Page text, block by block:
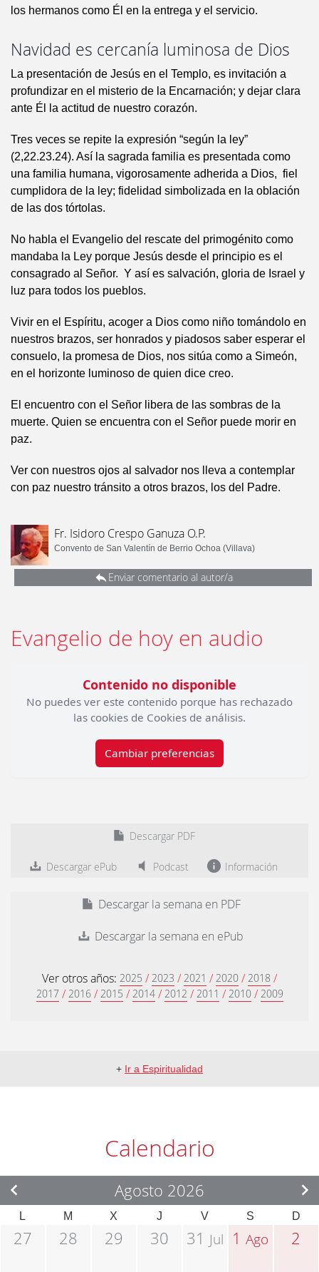
los hermanos como Él en la entrega y el servicio.
Navidad es cercanía luminosa de Dios
La presentación de Jesús en el Templo, es invitación a
profundizar en el misterio de la Encarnación; y dejar clara
ante Él la actitud de nuestro corazón.
Tres veces se repite la expresión “según la ley”
(2,22.23.24). Así la sagrada familia es presentada como
una familia humana, vigorosamente adherida a Dios, fiel
cumplidora de la ley; fidelidad simbolizada en la oblación
de las dos tórtolas.
No habla el Evangelio del rescate del primogénito como
mandaba la Ley porque Jesús desde el principio es el
consagrado al Señor. Y así es salvación, gloria de Israel y
luz para todos los pueblos.
Vivir en el Espíritu, acoger a Dios como niño tomándolo en
nuestros brazos, ser honrados y piadosos saber esperar el
consuelo, la promesa de Dios, nos sitúa como a Simeón,
en el horizonte luminoso de quien dice creo.
El encuentro con el Señor libera de las sombras de la
muerte. Quien se encuentra con el Señor puede morir en
paz.
Ver con nuestros ojos al salvador nos lleva a contemplar
con paz nuestro tránsito a otros brazos, los del Padre.
Fr. Isidoro Crespo Ganuza O.P.
Convento de San Valentín de Berrio Ochoa (Villava)
Enviar comentario al autor/a
Evangelio de hoy en audio
Contenido no disponible
No puedes ver este contenido porque has rechazado
las cookies de Cookies de análisis.
Cambiar preferencias
Descargar PDF
Descargar ePub Podcast Información
Descargar la semana en PDF
Descargar la semana en ePub
Ver otros años: 2025 / 2023 / 2021 / 2020 / 2018 /
2017 / 2016 / 2015 / 2014 / 2012 / 2011 / 2010 / 2009
+ Ir a Espiritualidad
Calendario
Agosto 2026
L M X J V S D
27 28 29 30 31 Jul 1Ago 2